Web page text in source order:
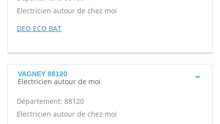
Electricien autour de chez moi
DEO ECO BAT
VAGNEY 88120
Electricien autour de moi
Département: 88120
Electricien autour de chez moi